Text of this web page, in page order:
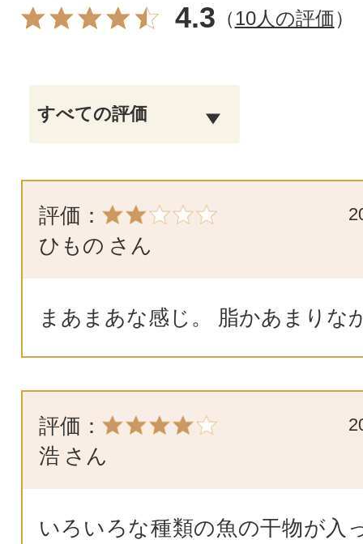
4.3 （10人の評価）
評価：
ひもの さん
まあまあな感じ。 脂かあまりな
評価：
浩 さん
いろいろな種類の魚の干物が入